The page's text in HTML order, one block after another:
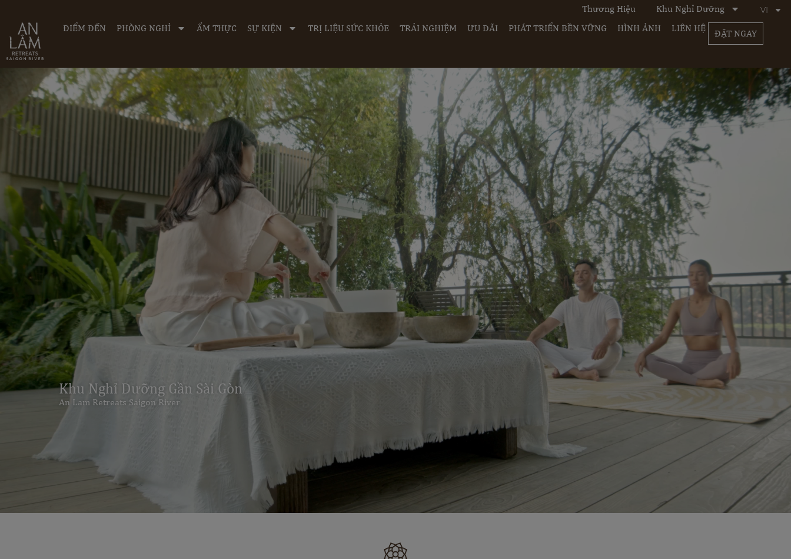
Thương Hiệu Khu Nghỉ Dưỡng VI
ĐIỂM ĐẾN PHÒNG NGHỈ ẨM THỰC SỰ KIỆN TRỊ LIỆU SỨC KHỎE TRẢI NGHIỆM ƯU ĐÃI PHÁT TRIỂN BỀN VỮNG HÌNH ẢNH LIÊN HỆ ĐẶT NGAY
Khu Nghỉ Dưỡng Gần Sài Gòn
An Lam Retreats Saigon River